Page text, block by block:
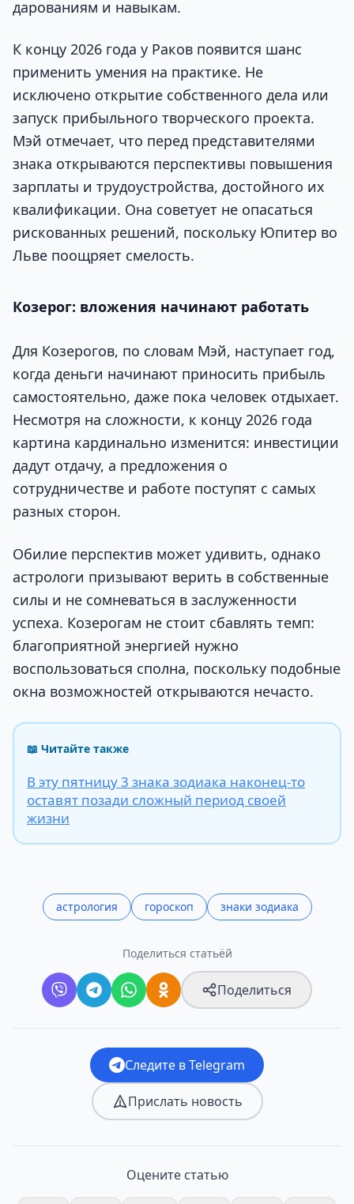
дарованиям и навыкам.
К концу 2026 года у Раков появится шанс
применить умения на практике. Не
исключено открытие собственного дела или
запуск прибыльного творческого проекта.
Мэй отмечает, что перед представителями
знака открываются перспективы повышения
зарплаты и трудоустройства, достойного их
квалификации. Она советует не опасаться
рискованных решений, поскольку Юпитер во
Льве поощряет смелость.
Козерог: вложения начинают работать
Для Козерогов, по словам Мэй, наступает год,
когда деньги начинают приносить прибыль
самостоятельно, даже пока человек отдыхает.
Несмотря на сложности, к концу 2026 года
картина кардинально изменится: инвестиции
дадут отдачу, а предложения о
сотрудничестве и работе поступят с самых
разных сторон.
Обилие перспектив может удивить, однако
астрологи призывают верить в собственные
силы и не сомневаться в заслуженности
успеха. Козерогам не стоит сбавлять темп:
благоприятной энергией нужно
воспользоваться сполна, поскольку подобные
окна возможностей открываются нечасто.
📖 Читайте также
В эту пятницу 3 знака зодиака наконец-то
оставят позади сложный период своей
жизни
астрология гороскоп знаки зодиака
Поделиться статьёй
Поделиться
Следите в Telegram
Прислать новость
Оцените статью